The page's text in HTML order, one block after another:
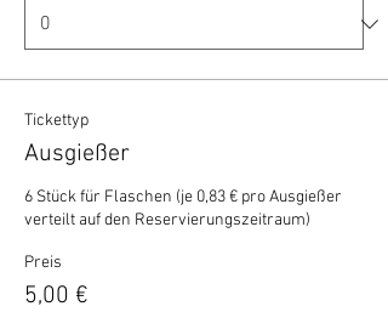
Tickettyp
Ausgießer
6 Stück für Flaschen (je 0,83 € pro Ausgießer
verteilt auf den Reservierungszeitraum)
Preis
5,00 €